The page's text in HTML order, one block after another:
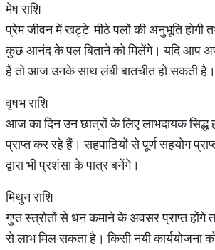
मेष राशि
प्रेम जीवन में खट्टे-मीठे पलों की अनुभूति होगी
कुछ आनंद के पल बिताने को मिलेंगे। यदि आप
हैं तो आज उनके साथ लंबी बातचीत हो सकती है।
वृषभ राशि
आज का दिन उन छात्रों के लिए लाभदायक सिद्ध
प्राप्त कर रहे हैं। सहपाठियों से पूर्ण सहयोग
द्वारा भी प्रशंसा के पात्र बनेंगे।
मिथुन राशि
गुप्त स्त्रोतों से धन कमाने के अवसर प्राप्त
से लाभ मिल सकता है। किसी नयी कार्ययोजना